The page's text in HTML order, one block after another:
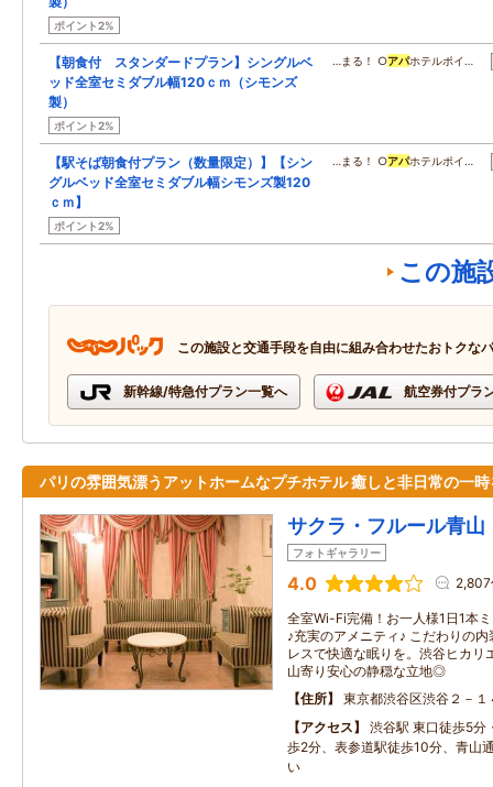
ポイント2%
【朝食付 スタンダードプラン】シングルベ
ッド全室セミダブル幅120ｃｍ（シモンズ
製）
ポイント2%
…まる！ ○アパホテルポイ…
【駅そば朝食付プラン（数量限定）】【シン
グルベッド全室セミダブル幅シモンズ製120
ｃｍ】
ポイント2%
…まる！ ○アパホテルポイ…
この施
この施設と交通手段を自由に組み合わせたおトクな
新幹線/特急付プラン一覧へ 航空券付プラ
パリの雰囲気漂うアットホームなプチホテル 癒しと非日常の一時
サクラ・フルール青山
フォトギャラリー
4.0
全室Wi-Fi完備！お一人様1日1本
♪充実のアメニティ♪ こだわりの
レスで快適な眠りを。渋谷ヒカリ
山寄り安心の静穏な立地◎
住所
東京都渋谷区渋谷２－１
アクセス
渋谷駅 東口徒歩5分
歩2分、表参道駅徒歩10分、青山
い